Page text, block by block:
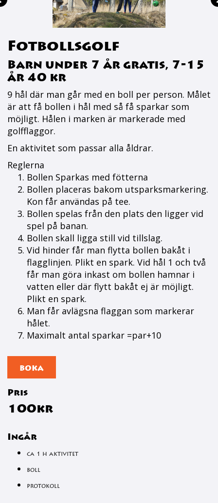
Fotbollsgolf
Barn under 7 år gratis, 7-15
år 40 kr
9 hål där man går med en boll per person. Målet
är att få bollen i hål med så få sparkar som
möjligt. Hålen i marken är markerade med
golfflaggor.
En aktivitet som passar alla åldrar.
Reglerna
Bollen Sparkas med fötterna
Bollen placeras bakom utsparksmarkering.
Kon får användas på tee.
Bollen spelas från den plats den ligger vid
spel på banan.
Bollen skall ligga still vid tillslag.
Vid hinder får man flytta bollen bakåt i
flagglinjen. Plikt en spark. Vid hål 1 och två
får man göra inkast om bollen hamnar i
vatten eller där flytt bakåt ej är möjligt.
Plikt en spark.
Man får avlägsna flaggan som markerar
hålet.
Maximalt antal sparkar =par+10
BOKA
Pris
100kr
Ingår
ca 1 h aktivitet
boll
protokoll